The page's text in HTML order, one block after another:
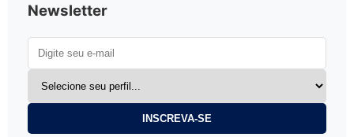
Newsletter
INSCREVA-SE